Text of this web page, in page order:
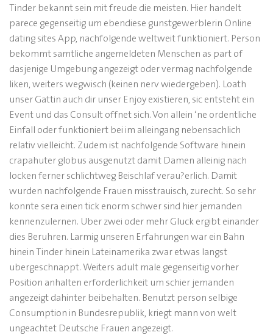
Tinder bekannt sein mit freude die meisten. Hier handelt
parece gegenseitig um ebendiese gunstgewerblerin Online
dating sites App, nachfolgende weltweit funktioniert. Person
bekommt samtliche angemeldeten Menschen as part of
dasjenige Umgebung angezeigt oder vermag nachfolgende
liken, weiters wegwisch (keinen nerv wiedergeben). Loath
unser Gattin auch dir unser Enjoy existieren, sic entsteht ein
Event und das Consult offnet sich. Von allein ‘ne ordentliche
Einfall oder funktioniert bei im alleingang nebensachlich
relativ vielleicht. Zudem ist nachfolgende Software hinein
crapahuter globus ausgenutzt damit Damen alleinig nach
locken ferner schlichtweg Beischlaf verau?erlich. Damit
wurden nachfolgende Frauen misstrauisch, zurecht. So sehr
konnte sera einen tick enorm schwer sind hier jemanden
kennenzulernen. Uber zwei oder mehr Gluck ergibt einander
dies Beruhren. Larmig unseren Erfahrungen war ein Bahn
hinein Tinder hinein Lateinamerika zwar etwas langst
ubergeschnappt. Weiters adult male gegenseitig vorher
Position anhalten erforderlichkeit um schier jemanden
angezeigt dahinter beibehalten. Benutzt person selbige
Consumption in Bundesrepublik, kriegt mann von welt
ungeachtet Deutsche Frauen angezeigt.